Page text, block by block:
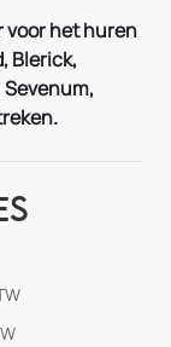
voor het huren
Blerick,
Sevenum,